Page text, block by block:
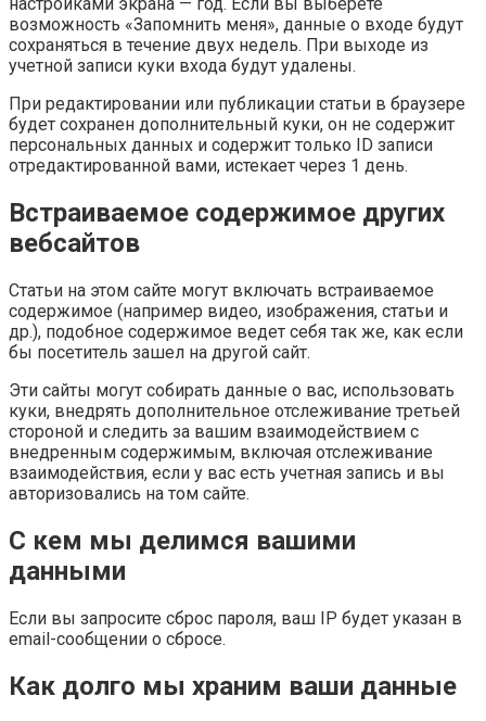
возможность «Запомнить меня», данные о входе будут
сохраняться в течение двух недель. При выходе из
учетной записи куки входа будут удалены.
При редактировании или публикации статьи в браузере
будет сохранен дополнительный куки, он не содержит
персональных данных и содержит только ID записи
отредактированной вами, истекает через 1 день.
Встраиваемое содержимое других
вебсайтов
Статьи на этом сайте могут включать встраиваемое
содержимое (например видео, изображения, статьи и
др.), подобное содержимое ведет себя так же, как если
бы посетитель зашел на другой сайт.
Эти сайты могут собирать данные о вас, использовать
куки, внедрять дополнительное отслеживание третьей
стороной и следить за вашим взаимодействием с
внедренным содержимым, включая отслеживание
взаимодействия, если у вас есть учетная запись и вы
авторизовались на том сайте.
С кем мы делимся вашими
данными
Если вы запросите сброс пароля, ваш IP будет указан в
email-сообщении о сбросе.
Как долго мы храним ваши данные